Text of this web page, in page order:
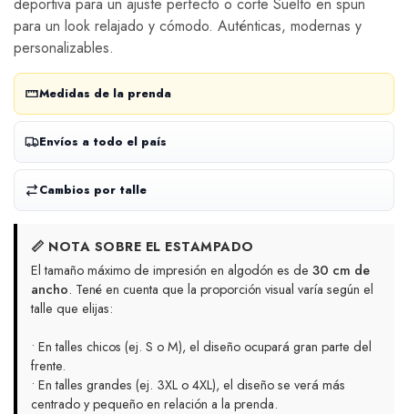
para un look relajado y cómodo. Auténticas, modernas y
personalizables.
Medidas de la prenda
Envíos a todo el país
Cambios por talle
📏 NOTA SOBRE EL ESTAMPADO
El tamaño máximo de impresión en algodón es de 30 cm de
ancho. Tené en cuenta que la proporción visual varía según el
talle que elijas:
• En talles chicos (ej. S o M), el diseño ocupará gran parte del
frente.
• En talles grandes (ej. 3XL o 4XL), el diseño se verá más
centrado y pequeño en relación a la prenda.